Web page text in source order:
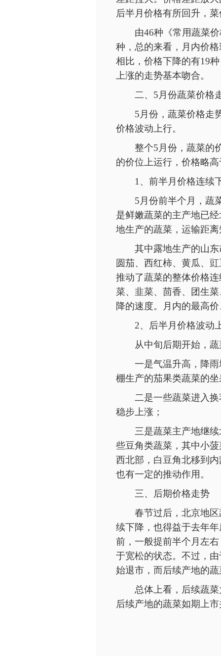
后半月价格有所回升，
由46种《常用蔬菜
种，总的来看，月内价
相比，价格下降的有19
上涨的走势基本吻合。
二、 5月份蔬菜价格
5月份，蔬菜价格走
价格波动上行。
整个5月份，蔬菜的
的价位上运行，价格略
1、前半月价格连续
5月份前半个月，蔬
是鲜嫩蔬菜的主产地已
地生产的蔬菜，运输距
其中露地生产的山
圆茄、西红柿、黄瓜、
推动了蔬菜的整体价格
菜、韭菜、茴香、团生
降的速度。月内的最高
2、后半月价格波动
从中旬后期开始，
一是气温升高，降
棚生产的茄果类蔬菜的
二是一些蔬菜进入
稳步上涨；
三是蔬菜主产地继
些豆角类蔬菜，其中小
西北部，白豆角北移到
也有一定的推动作用。
三、后期价格走势
春节过后，北京地
续下降，也得益于去年
前，一般提前半个月左
于宽松的状态。不过，
始退市，而后续产地的
总体上看，后续蔬
后续产地的蔬菜如期上